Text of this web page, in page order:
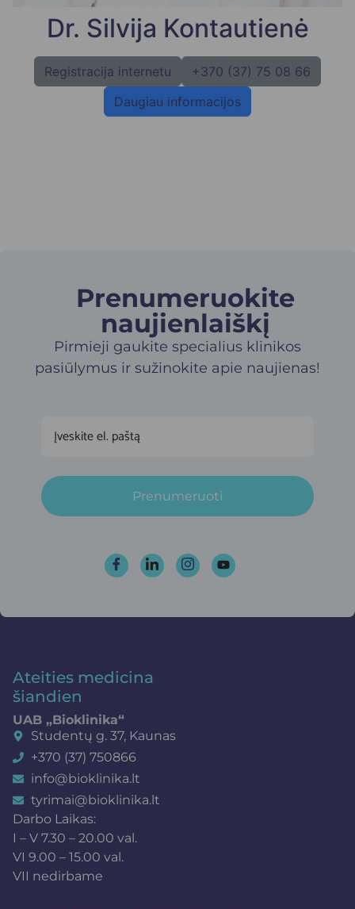
Dr. Silvija Kontautienė
Registracija internetu
+370 (37) 75 08 66
Daugiau informacijos
Prenumeruokite
naujienlaiškį​
Pirmieji gaukite specialius klinikos
pasiūlymus ir sužinokite apie naujienas!
Prenumeruoti
Ateities medicina
šiandien
UAB „Bioklinika“
Studentų g. 37, Kaunas
+370 (37) 750866
info@bioklinika.lt
tyrimai@bioklinika.lt
Darbo Laikas:
I – V 7.30 – 20.00 val.
VI 9.00 – 15.00 val.
VII nedirbame